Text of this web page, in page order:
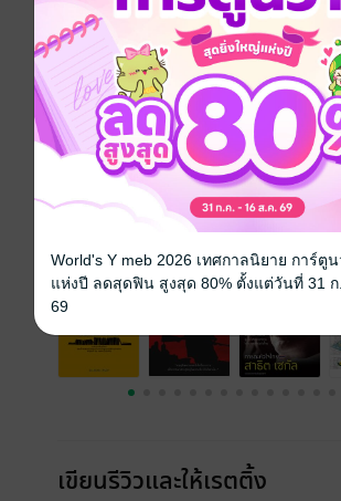
เรื่องที่คุณน่าจะสนใจ
เขียนรีวิวและให้เรตติ้ง
World's Y meb 2026 เทศกาลนิยาย การ์ตู
แห่งปี ลดสุดฟิน สูงสุด 80% ตั้งแต่วันที่ 31
69